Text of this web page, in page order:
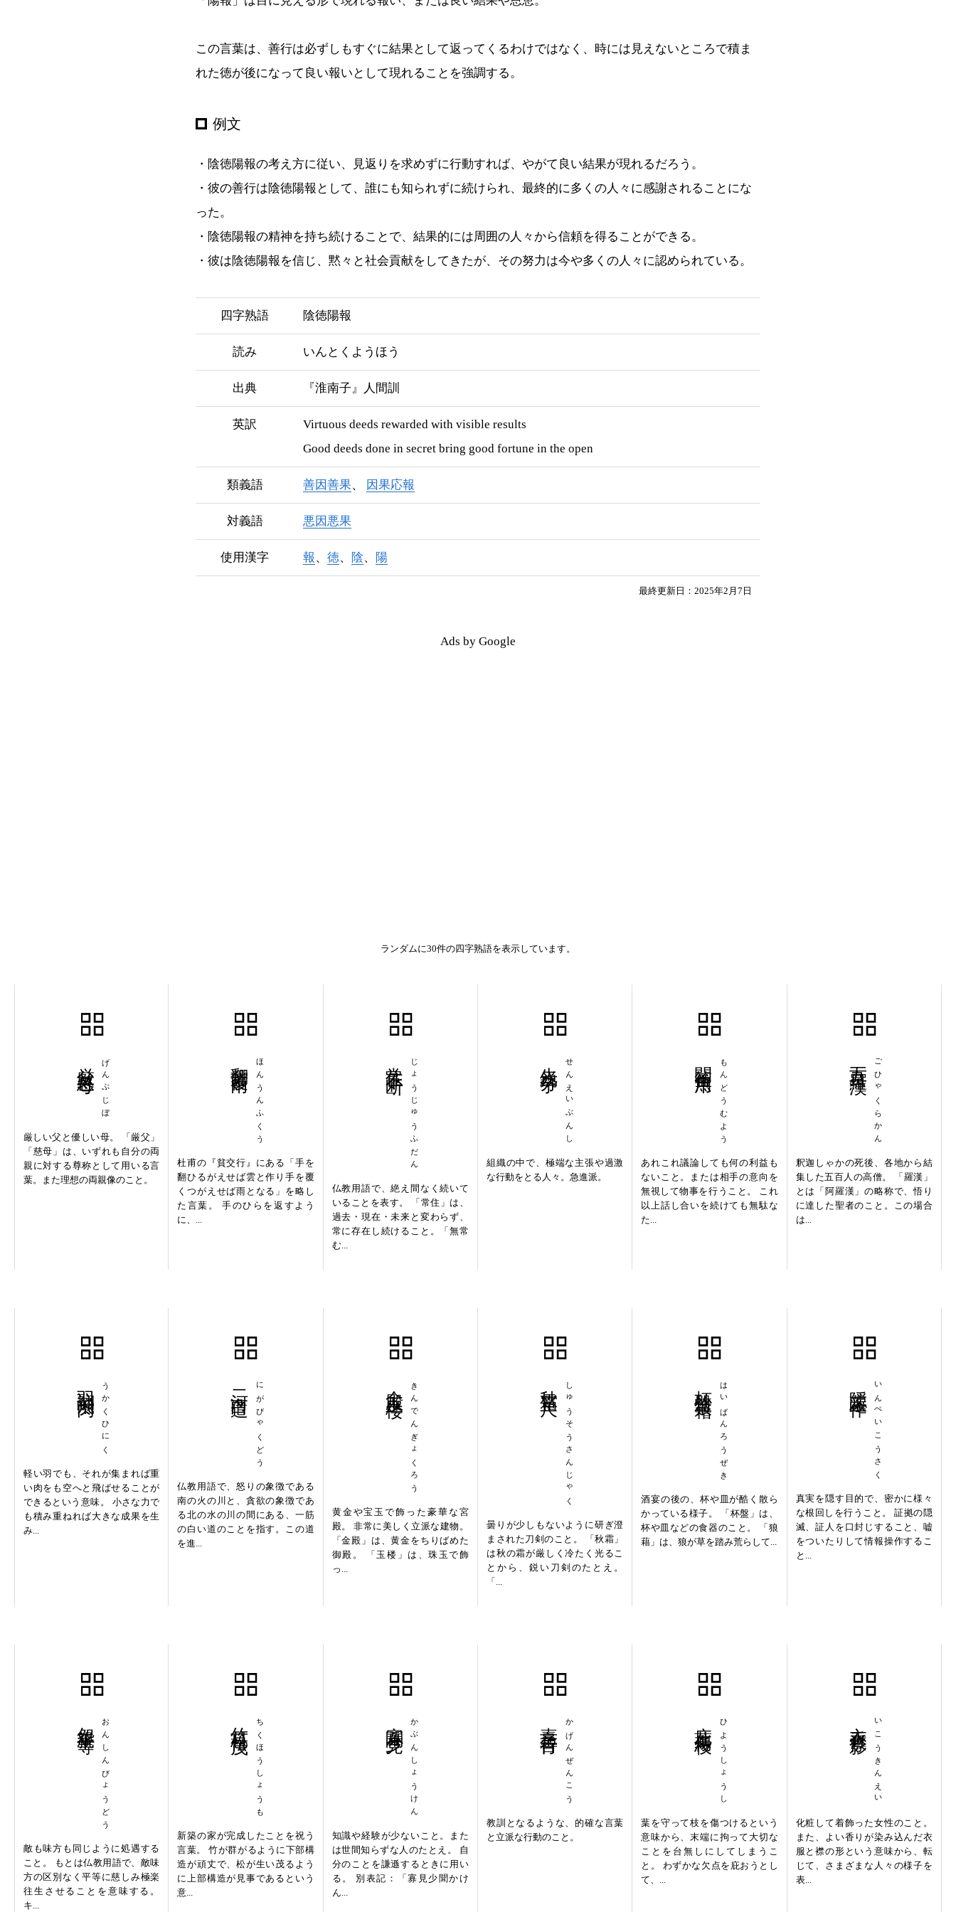
この言葉は、善行は必ずしもすぐに結果として返ってくるわけではなく、時には見えないところで積ま
れた徳が後になって良い報いとして現れることを強調する。
例文
・陰徳陽報の考え方に従い、見返りを求めずに行動すれば、やがて良い結果が現れるだろう。
・彼の善行は陰徳陽報として、誰にも知られずに続けられ、最終的に多くの人々に感謝されることにな
った。
・陰徳陽報の精神を持ち続けることで、結果的には周囲の人々から信頼を得ることができる。
・彼は陰徳陽報を信じ、黙々と社会貢献をしてきたが、その努力は今や多くの人々に認められている。
四字熟語 陰徳陽報
読み いんとくようほう
出典 『淮南子』人間訓
英訳
Virtuous deeds rewarded with visible results
Good deeds done in secret bring good fortune in the open
類義語 善因善果 因果応報
対義語 悪因悪果
使用漢字 報 、 徳、 陰、 陽
最終更新日：2025年2月7日
Ads by Google
ランダムに30件の四字熟語を表示しています。
げんぷじぼ
厳しい父と優しい母。 「厳父」
「慈母」は、いずれも自分の両
親に対する尊称として用いる言
葉。また理想の両親像のこと。
ほんうんふくう
杜甫の『貧交行』にある「手を
翻ひるがえせば雲と作り手を覆
くつがえせば雨となる」を略し
た言葉。 手のひらを返すよう
に、...
じょうじゅうふだん
仏教用語で、絶え間なく続いて
いることを表す。 「常住」は、
過去・現在・未来と変わらず、
常に存在し続けること。「無常
む...
せんえいぶんし
組織の中で、極端な主張や過激
な行動をとる人々。急進派。
もんどうむよう
あれこれ議論しても何の利益も
ないこと。または相手の意向を
無視して物事を行うこと。 これ
以上話し合いを続けても無駄な
た...
ごひゃくらかん
釈迦しゃかの死後、各地から結
集した五百人の高僧。 「羅漢」
とは「阿羅漢」の略称で、悟り
に達した聖者のこと。この場合
は...
うかくひにく
軽い羽でも、それが集まれば重
い肉をも空へと飛ばせることが
できるという意味。 小さな力で
も積み重ねれば大きな成果を生
み...
にがびゃくどう
仏教用語で、怒りの象徴である
南の火の川と、貪欲の象徴であ
る北の水の川の間にある、一筋
の白い道のことを指す。この道
を進...
きんでんぎょくろう
黄金や宝玉で飾った豪華な宮
殿。 非常に美しく立派な建物。
「金殿」は、黄金をちりばめた
御殿。 「玉楼」は、珠玉で飾
っ...
しゅうそうさんじゃく
曇りが少しもないように研ぎ澄
まされた刀剣のこと。 「秋霜」
は秋の霜が厳しく冷たく光るこ
とから、鋭い刀剣のたとえ。
「...
はいばんろうぜき
酒宴の後の、杯や皿が酷く散ら
かっている様子。 「杯盤」は、
杯や皿などの食器のこと。 「狼
藉」は、狼が草を踏み荒らして...
いんぺいこうさく
真実を隠す目的で、密かに様々
な根回しを行うこと。 証拠の隠
滅、証人を口封じすること、嘘
をついたりして情報操作するこ
と...
おんしんびょうどう
敵も味方も同じように処遇する
こと。 もとは仏教用語で、敵味
方の区別なく平等に慈しみ極楽
往生させることを意味する。
キ...
ちくほうしょうも
新築の家が完成したことを祝う
言葉。 竹が群がるように下部構
造が頑丈で、松が生い茂るよう
に上部構造が見事であるという
意...
かぶんしょうけん
知識や経験が少ないこと。また
は世間知らずな人のたとえ。 自
分のことを謙遜するときに用い
る。 別表記：「寡見少聞かけ
ん...
かげんぜんこう
教訓となるような、的確な言葉
と立派な行動のこと。
ひようしょうし
葉を守って枝を傷つけるという
意味から、末端に拘って大切な
ことを台無しにしてしまうこ
と。 わずかな欠点を庇おうとし
て、...
いこうきんえい
化粧して着飾った女性のこと。
また、よい香りが染み込んだ衣
服と襟の形という意味から、転
じて、さまざまな人々の様子を
表...